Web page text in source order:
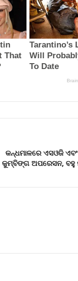
କନ୍ଧମାଳରେ ଏସଓଜି
କୁମ୍ବିଙ୍ଗ ଅପରେସନ, ବହୁ